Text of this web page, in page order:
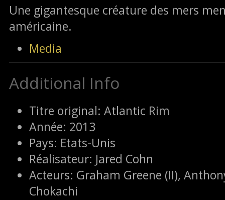
Une gigantesque créature des mers
américaine.
Media
Additional Info
Titre original: Atlantic Rim
Année: 2013
Pays: Etats-Unis
Réalisateur: Jared Cohn
Acteurs: Graham Greene (II),
Chokachi